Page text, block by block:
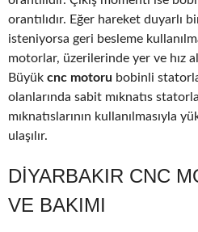
orantılıdır. Eğer hareket duyarlı
isteniyorsa geri besleme
motorlar, üzerilerinde yer ve hız
Büyük cnc motoru bobinli
olanlarında sabit mıknatıs
mıknatıslarının kullanılmasıyla
ulaşılır.
DIYARBAKIR CNC
VE BAKIMI